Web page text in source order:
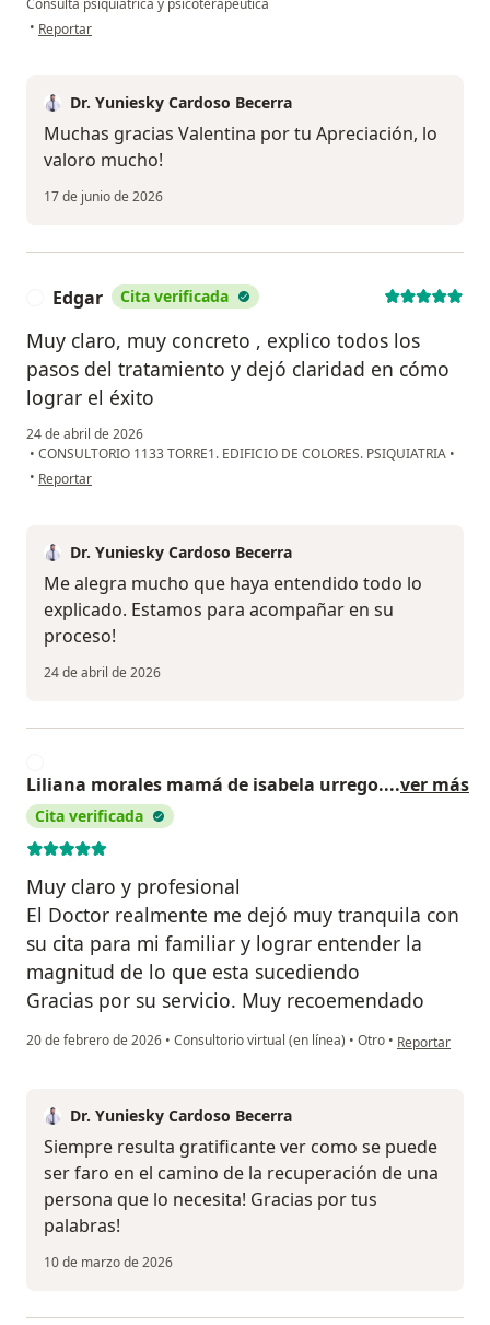
Consulta psiquiátrica y psicoterapéutica
• en opinión del usuario Valentina Betancourt
Reportar
Dr. Yuniesky Cardoso Becerra
Muchas gracias Valentina por tu Apreciación, lo
valoro mucho!
17 de junio de 2026
Edgar Cita verificada
Muy claro, muy concreto , explico todos los
pasos del tratamiento y dejó claridad en cómo
lograr el éxito
24 de abril de 2026
• CONSULTORIO 1133 TORRE1. EDIFICIO DE COLORES. PSIQUIATRIA •
• en opinión del usuario Edgar
Reportar
Dr. Yuniesky Cardoso Becerra
Me alegra mucho que haya entendido todo lo
explicado. Estamos para acompañar en su
proceso!
24 de abril de 2026
Liliana morales mamá de isabela urrego....ver más
Cita verificada
Muy claro y profesional
El Doctor realmente me dejó muy tranquila con
su cita para mi familiar y lograr entender la
magnitud de lo que esta sucediendo
Gracias por su servicio. Muy recoemendado
20 de febrero de 2026 • Consultorio virtual (en línea) • Otro • en opinión del
Reportar
Dr. Yuniesky Cardoso Becerra
Siempre resulta gratificante ver como se puede
ser faro en el camino de la recuperación de una
persona que lo necesita! Gracias por tus
palabras!
10 de marzo de 2026